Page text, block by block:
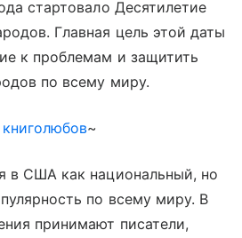
стартовало Десятилетие
Главная цель этой даты
к проблемам и защитить
по всему миру.
~
в США как национальный, но
по всему миру. В
принимают писатели,